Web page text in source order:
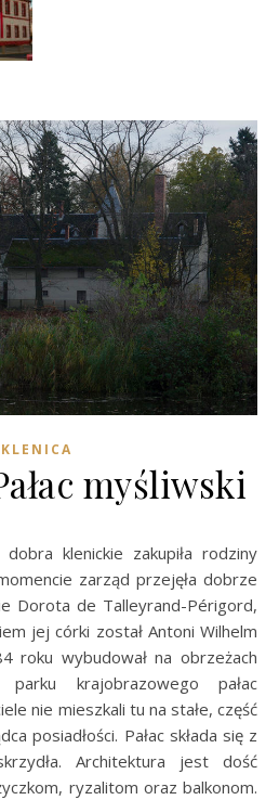
KLENICA
myśliwski
zarząd przejęła dobrze
Dorota de Talleyrand-Périgord,
jej córki został Antoni Wilhelm
roku wybudował na obrzeżach
parku krajobrazowego pałac
nie mieszkali tu na stałe, część
posiadłości. Pałac składa się z
Architektura jest dość
ryzalitom oraz balkonom.